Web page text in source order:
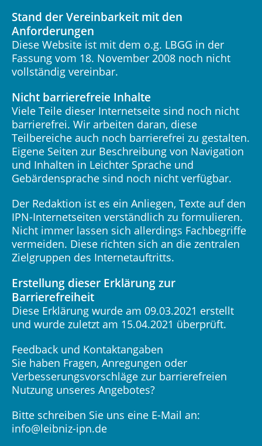
Stand der Vereinbarkeit mit den
Anforderungen
Diese Website ist mit dem o.g. LBGG in der
Fassung vom 18. November 2008 noch nicht
vollständig vereinbar.
Nicht barrierefreie Inhalte
Viele Teile dieser Internetseite sind noch nicht
barrierefrei. Wir arbeiten daran, diese
Teilbereiche auch noch barrierefrei zu gestalten.
Eigene Seiten zur Beschreibung von Navigation
und Inhalten in Leichter Sprache und
Gebärdensprache sind noch nicht verfügbar.
Der Redaktion ist es ein Anliegen, Texte auf den
IPN-Internetseiten verständlich zu formulieren.
Nicht immer lassen sich allerdings Fachbegriffe
vermeiden. Diese richten sich an die zentralen
Zielgruppen des Internetauftritts.
Erstellung dieser Erklärung zur
Barrierefreiheit
Diese Erklärung wurde am 09.03.2021 erstellt
und wurde zuletzt am 15.04.2021 überprüft.
Feedback und Kontaktangaben
Sie haben Fragen, Anregungen oder
Verbesserungsvorschläge zur barrierefreien
Nutzung unseres Angebotes?
Bitte schreiben Sie uns eine E-Mail an:
info@leibniz-ipn.de